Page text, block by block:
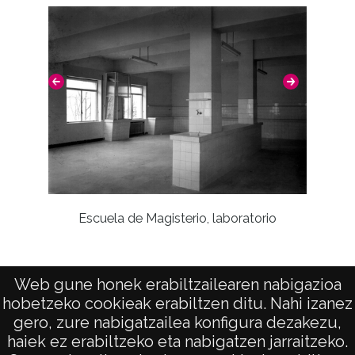
Web gune honek erabiltzailearen nabigazioa
hobetzeko cookieak erabiltzen ditu. Nahi izanez
gero, zure nabigatzailea konfigura dezakezu,
haiek ez erabiltzeko eta nabigatzen jarraitzeko.
Signatura originales: Celuloide 9x12, nº 1841
Licencia de las imágenes
CC BY-NC-SA 4.0
Escuela de Magisterio, laboratorio